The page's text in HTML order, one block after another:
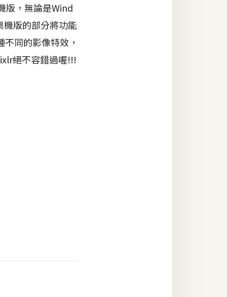
版，無論是Wind
機版的部分將功能
同的影像特效，
絕不容錯過喔!!!